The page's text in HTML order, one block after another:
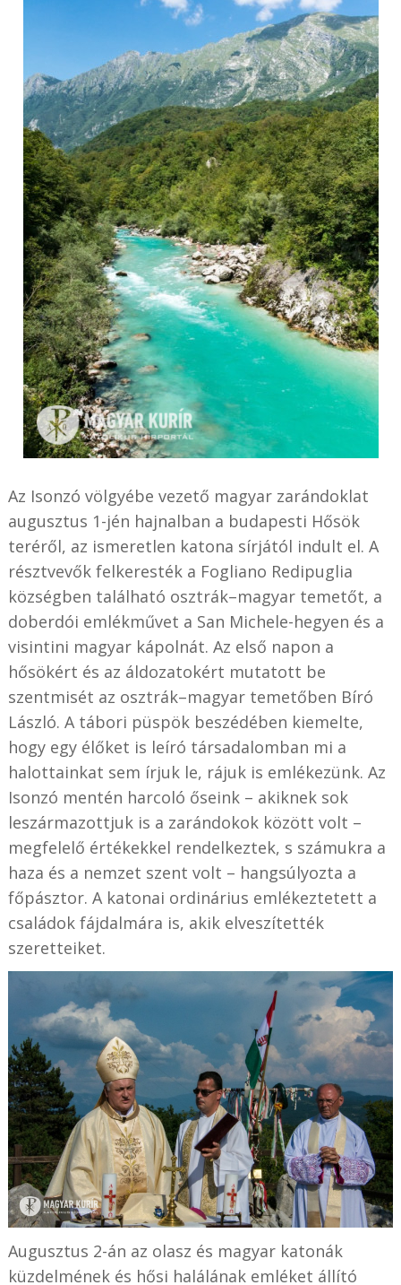
Az Isonzó völgyébe vezető magyar zarándoklat
augusztus 1-jén hajnalban a budapesti Hősök
teréről, az ismeretlen katona sírjától indult el. A
résztvevők felkeresték a Fogliano Redipuglia
községben található osztrák–magyar temetőt, a
doberdói emlékművet a San Michele-hegyen és a
visintini magyar kápolnát. Az első napon a
hősökért és az áldozatokért mutatott be
szentmisét az osztrák–magyar temetőben Bíró
László. A tábori püspök beszédében kiemelte,
hogy egy élőket is leíró társadalomban mi a
halottainkat sem írjuk le, rájuk is emlékezünk. Az
Isonzó mentén harcoló őseink – akiknek sok
leszármazottjuk is a zarándokok között volt –
megfelelő értékekkel rendelkeztek, s számukra a
haza és a nemzet szent volt – hangsúlyozta a
főpásztor. A katonai ordinárius emlékeztetett a
családok fájdalmára is, akik elveszítették
szeretteiket.
Augusztus 2-án az olasz és magyar katonák
küzdelmének és hősi halálának emléket állító